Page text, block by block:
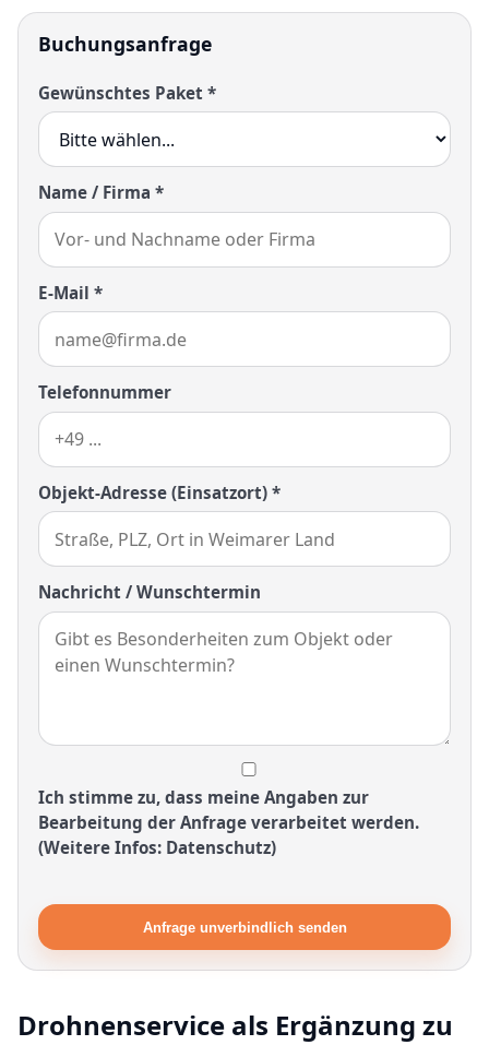
Buchungsanfrage
Gewünschtes Paket *
Name / Firma *
E-Mail *
Telefonnummer
Objekt-Adresse (Einsatzort) *
Nachricht / Wunschtermin
Ich stimme zu, dass meine Angaben zur
Bearbeitung der Anfrage verarbeitet werden.
(Weitere Infos: Datenschutz)
Anfrage unverbindlich senden
Drohnenservice als Ergänzung zu